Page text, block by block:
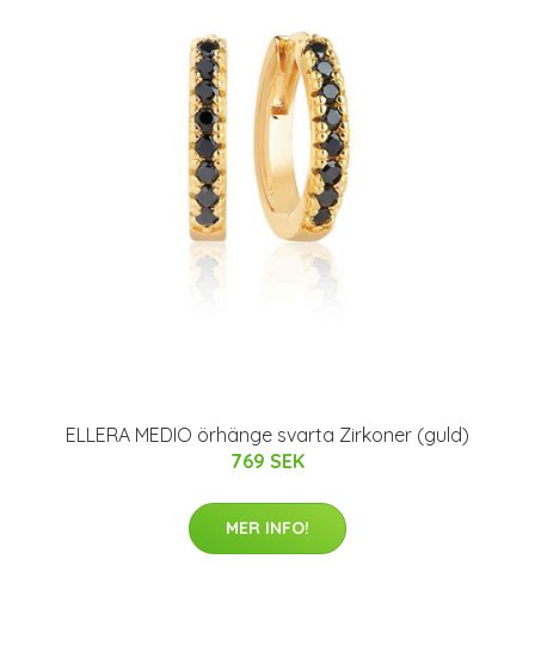
ELLERA MEDIO örhänge svarta Zirkoner (guld)
769 SEK
MER INFO!